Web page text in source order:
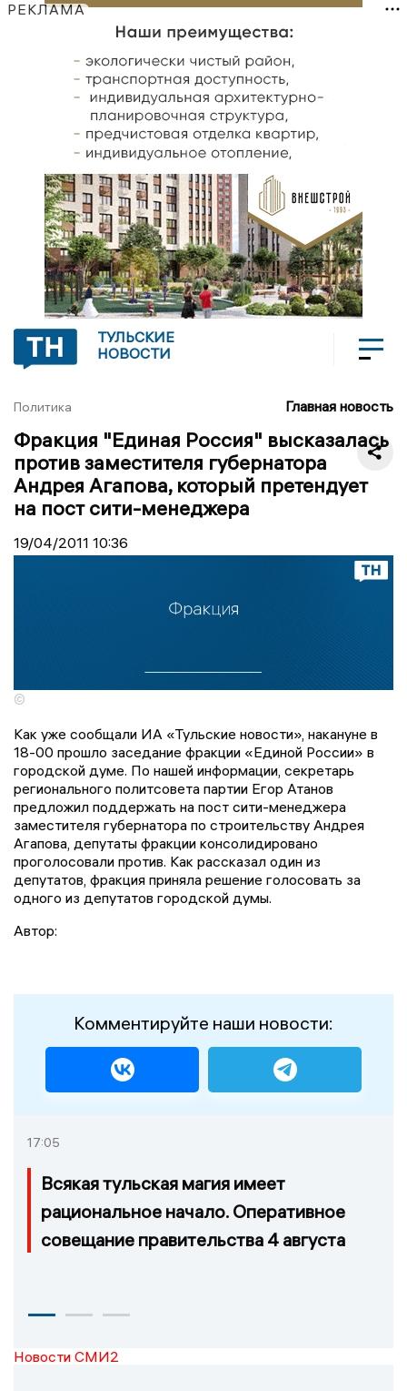
РЕКЛАМА
ТУЛЬСКИЕ
НОВОСТИ
Политика Главная новость
Фракция "Единая Россия" высказалась
против заместителя губернатора
Андрея Агапова, который претендует
на пост сити-менеджера
19/04/2011 10:36
©
Как уже сообщали ИА «Тульские новости», накануне в
18-00 прошло заседание фракции «Единой России» в
городской думе. По нашей информации, секретарь
регионального политсовета партии Егор Атанов
предложил поддержать на пост сити-менеджера
заместителя губернатора по строительству Андрея
Агапова, депутаты фракции консолидировано
проголосовали против. Как рассказал один из
депутатов, фракция приняла решение голосовать за
одного из депутатов городской думы.
Автор:
Комментируйте наши новости:
17:05
Всякая тульская магия имеет
рациональное начало. Оперативное
совещание правительства 4 августа
Новости СМИ2